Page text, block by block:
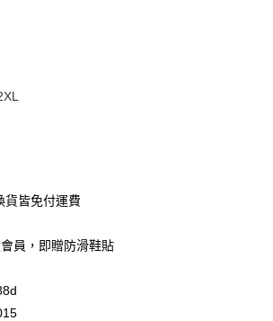
貨皆免付運費
員，即贈防滑鞋貼